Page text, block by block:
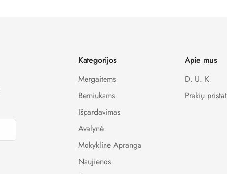
Kategorijos
Mergaitėms
Berniukams
Išpardavimas
Avalynė
Mokyklinė Apranga
Naujienos
Apie mus
D. U. K.
Prekių